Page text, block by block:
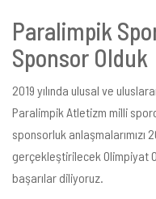
Paralimpik
Sponsor Olduk
2019 yılında ulusal ve
Paralimpik Atletizm milli
sponsorluk anlaşmalarımızı
gerçekleştirilecek Olimpiyat
başarılar diliyoruz.